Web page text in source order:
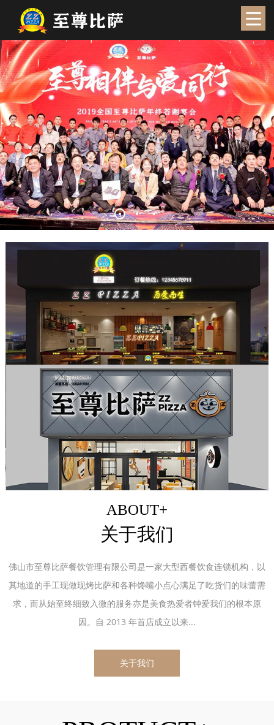
ABOUT+
关于我们
佛山市至尊比萨餐饮管理有限公司是一家大型西餐饮食连锁机构，以
其地道的手工现做现烤比萨和各种馋嘴小点心满足了吃货们的味蕾需
求，而从始至终细致入微的服务亦是美食热爱者钟爱我们的根本原
因。自 2013 年首店成立以来...
关于我们